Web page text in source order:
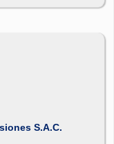
brindándoles un
S.A.C.